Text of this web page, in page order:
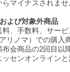
らマイナスされませ
よび対象外商品
料、手数料、サー
リノマ）での購入
布会商品の2回目以
ッセンオンライン